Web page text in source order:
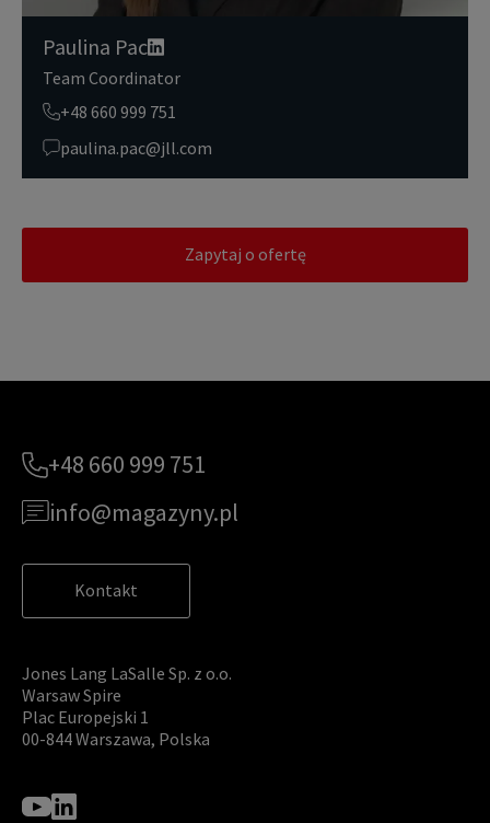
Paulina Pac
Team Coordinator
+48 660 999 751
paulina.pac@jll.com
Zapytaj o ofertę
+48 660 999 751
info@magazyny.pl
Kontakt
Jones Lang LaSalle Sp. z o.o.
Warsaw Spire
Plac Europejski 1
00-844 Warszawa, Polska